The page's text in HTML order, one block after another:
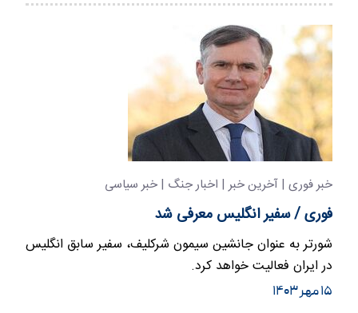
خبر فوری | آخرین خبر | اخبار جنگ | خبر سیاسی
فوری / سفیر انگلیس معرفی شد
شورتر به عنوان جانشین سیمون شرکلیف، سفیر سابق انگلیس
در ایران فعالیت خواهد کرد.
۱۵ مهر ۱۴۰۳